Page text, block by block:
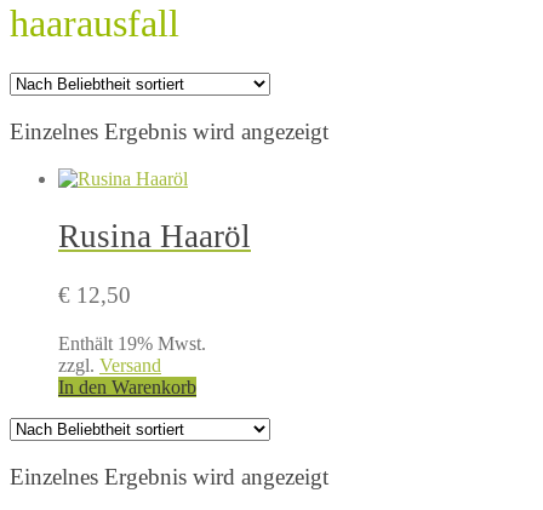
haarausfall
Einzelnes Ergebnis wird angezeigt
Rusina Haaröl
€ 12,50
Enthält 19% Mwst.
zzgl. Versand
In den Warenkorb
Einzelnes Ergebnis wird angezeigt